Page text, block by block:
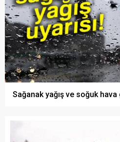
Sağanak yağış ve soğuk